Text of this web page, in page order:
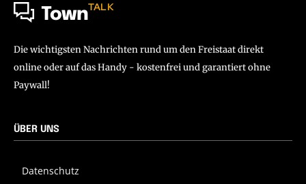
TownTALK
Die wichtigsten Nachrichten rund um den Freistaat direkt
online oder auf das Handy - kostenfrei und garantiert ohne
Paywall!
ÜBER UNS
Datenschutz